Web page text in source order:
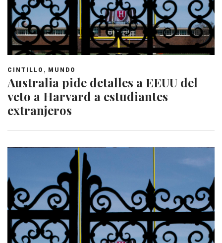
CINTILLO , MUNDO
Australia pide detalles a EEUU del
veto a Harvard a estudiantes
extranjeros